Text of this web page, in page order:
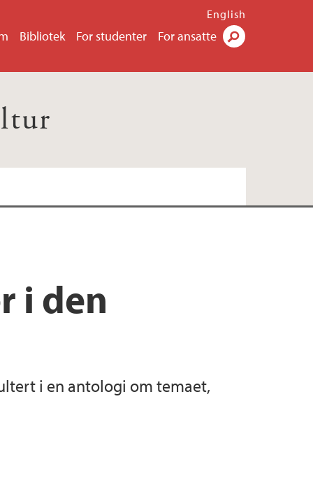
Bibliotek For studenter For ansatte
English
i den
i en antologi om temaet,